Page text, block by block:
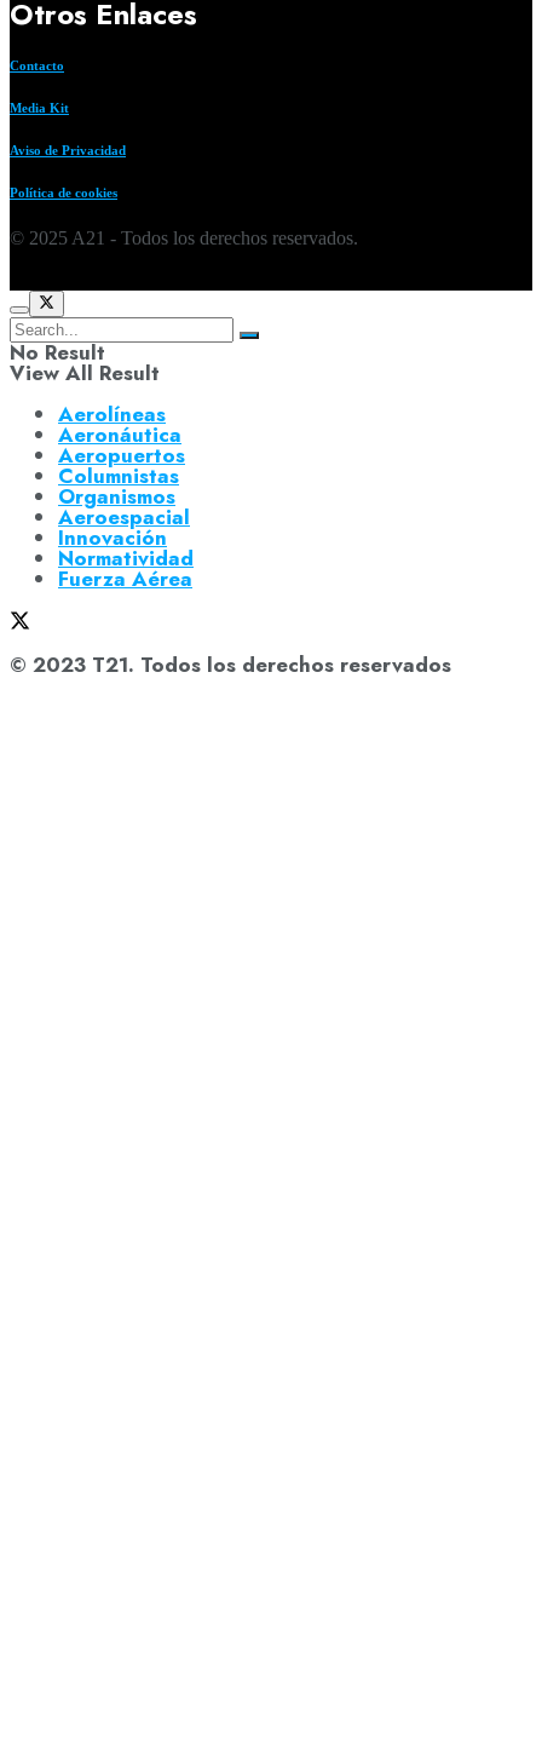
Otros Enlaces
Contacto
Media Kit
Aviso de Privacidad
Política de cookies
© 2025 A21 - Todos los derechos reservados.
No Result
View All Result
Aerolíneas
Aeronáutica
Aeropuertos
Columnistas
Organismos
Aeroespacial
Innovación
Normatividad
Fuerza Aérea
© 2023 T21. Todos los derechos reservados